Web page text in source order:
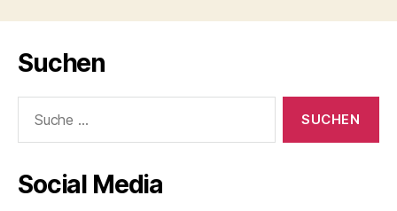
Suchen
nach:
Social Media